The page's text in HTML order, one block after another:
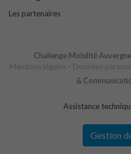
Les partenaires
Challenge Mobilité
Mentions légales - Données
&
Assistance
Gestion